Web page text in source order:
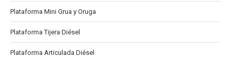
Plataforma Mini Grua y Oruga
Plataforma Tijera Diésel
Plataforma Articulada Diésel